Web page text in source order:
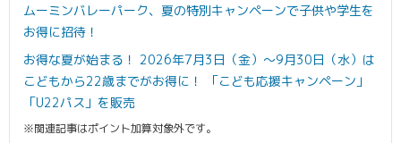
ムーミンバレーパーク、夏の特別キャンペーンで子供や学生を
お得に招待！
お得な夏が始まる！ 2026年7月3日（金）～9月30日（水）は
こどもから22歳までがお得に！ 「こども応援キャンペーン」
「U22パス」を販売
※関連記事はポイント加算対象外です。